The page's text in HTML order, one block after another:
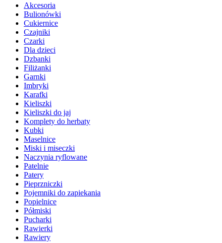
Akcesoria
Bulionówki
Cukiernice
Czajniki
Czarki
Dla dzieci
Dzbanki
Filiżanki
Garnki
Imbryki
Karafki
Kieliszki
Kieliszki do jaj
Komplety do herbaty
Kubki
Maselnice
Miski i miseczki
Naczynia ryflowane
Patelnie
Patery
Pieprzniczki
Pojemniki do zapiekania
Popielnice
Półmiski
Pucharki
Rawierki
Rawiery